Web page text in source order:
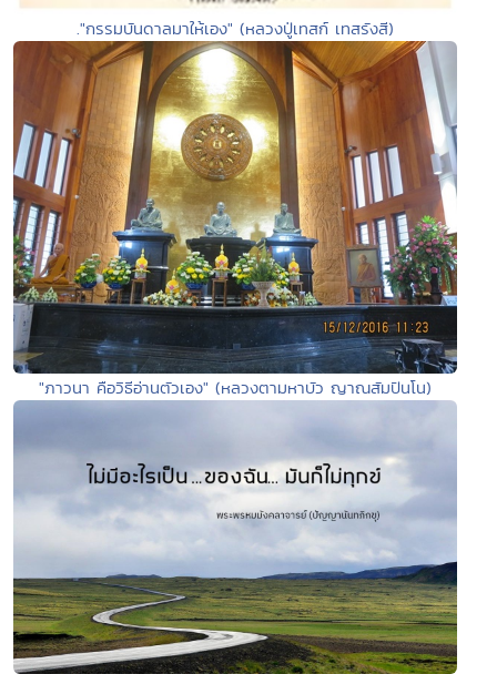
."กรรมบันดาลมาให้เอง" (หลวงปู่เทสก์ เทสรังสี)
"ภาวนา คือวิธีอ่านตัวเอง" (หลวงตามหาบัว ญาณสัมปันโน)